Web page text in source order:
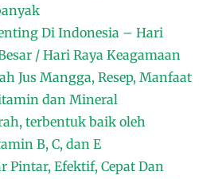
Di Indonesia – Hari
/ Hari Raya Keagamaan
Jus Mangga, Resep, Manfaat
dan Mineral
terbentuk baik oleh
B, C, dan E
Pintar, Efektif, Cepat Dan